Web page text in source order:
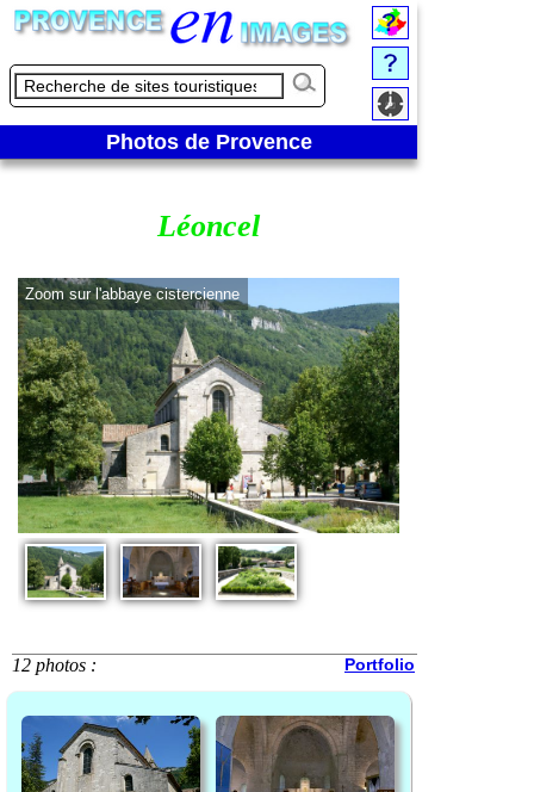
Photos de Provence
Léoncel
Zoom sur l'abbaye cistercienne
12 photos : Portfolio